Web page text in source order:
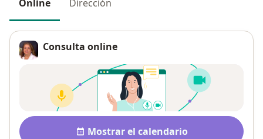
Online Dirección
Consulta online
Disponibilidad
Mostrar el calendario